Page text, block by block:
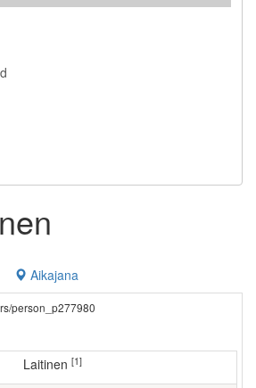
Aikajana
person_p277980
Laitinen [1]